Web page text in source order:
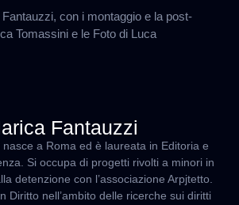
con i montaggio e la post-
Tomassini e le Foto di Luca
Fantauzzi
a Roma ed è laureata in Editoria e
Si occupa di progetti rivolti a minori in
detenzione con l’associazione Arpjtetto.
Diritto nell’ambito delle ricerche sui diritti